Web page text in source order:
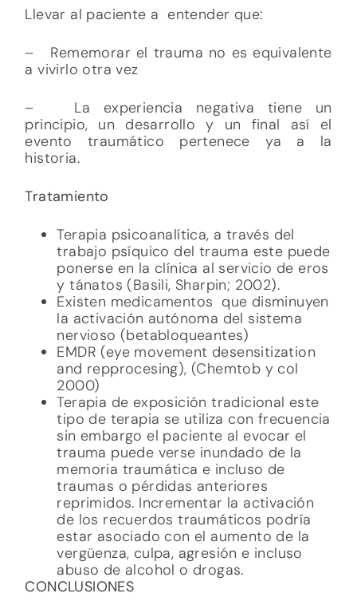
Llevar al paciente a entender que:
– Rememorar el trauma no es equivalente
a vivirlo otra vez
– La experiencia negativa tiene un
principio, un desarrollo y un final así el
evento traumático pertenece ya a la
historia.
Tratamiento
Terapia psicoanalítica, a través del
trabajo psíquico del trauma este puede
ponerse en la clínica al servicio de eros
y tánatos (Basili, Sharpin; 2002).
Existen medicamentos que disminuyen
la activación autónoma del sistema
nervioso (betabloqueantes)
EMDR (eye movement desensitization
and repprocesing), (Chemtob y col
2000)
Terapia de exposición tradicional este
tipo de terapia se utiliza con frecuencia
sin embargo el paciente al evocar el
trauma puede verse inundado de la
memoria traumática e incluso de
traumas o pérdidas anteriores
reprimidos. Incrementar la activación
de los recuerdos traumáticos podría
estar asociado con el aumento de la
vergüenza, culpa, agresión e incluso
abuso de alcohol o drogas.
CONCLUSIONES